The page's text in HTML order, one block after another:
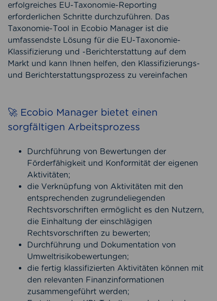
erfolgreiches EU-Taxonomie-Reporting
erforderlichen Schritte durchzuführen. Das
Taxonomie-Tool in Ecobio Manager ist die
umfassendste Lösung für die EU-Taxonomie-
Klassifizierung und -Berichterstattung auf dem
Markt und kann Ihnen helfen, den Klassifizierungs-
und Berichterstattungsprozess zu vereinfachen
🚀 Ecobio Manager bietet einen
sorgfältigen Arbeitsprozess
Durchführung von Bewertungen der
Förderfähigkeit und Konformität der eigenen
Aktivitäten;
die Verknüpfung von Aktivitäten mit den
entsprechenden zugrundeliegenden
Rechtsvorschriften ermöglicht es den Nutzern,
die Einhaltung der einschlägigen
Rechtsvorschriften zu bewerten;
Durchführung und Dokumentation von
Umweltrisikobewertungen;
die fertig klassifizierten Aktivitäten können mit
den relevanten Finanzinformationen
zusammengeführt werden;